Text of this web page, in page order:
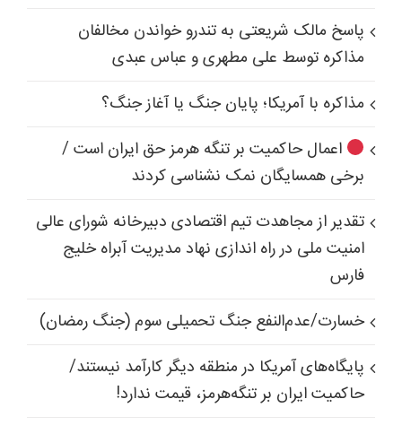
پاسخ مالک شریعتی به تندرو خواندن مخالفان
مذاکره توسط علی مطهری و عباس عبدی
مذاکره با آمریکا؛ پایان جنگ یا آغاز جنگ؟
اعمال حاکمیت بر تنگه هرمز حق ایران است /
برخی همسایگان نمک نشناسی کردند
تقدیر از مجاهدت تیم اقتصادی دبیرخانه شورای عالی
امنیت ملی در راه اندازی نهاد مدیریت آبراه خلیج
فارس
خسارت/عدم‌النفع جنگ تحمیلی سوم (جنگ رمضان)
پایگاه‌های آمریکا در منطقه دیگر کارآمد نیستند/
حاکمیت ایران بر تنگه‌هرمز، قیمت ندارد!